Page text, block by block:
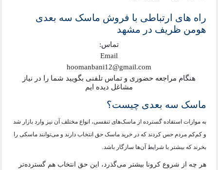
راه های ارتباطی با فروش ماسک سه بعدی
هومن ظریف در مشهد
تماس:
Email
hoomanbani12@gmail.com
هنگام مراجعه حضوری و تماس تلفنی بگویید شما را در نیاز
مشاغل دیده ایم
ماسک سه بعدی چیست؟
به موازات استفاده گسترده از ماسک‌های تنفسی، انواع مختلف آن نیز وارد بازار شد
و کم‌کم مردم حس کردند که در خرید ماسک حق انتخاب دارند و می‌توانند ماسکی را
بخرند که بیشتر با شرایط آن‌ها سازگار باشد.
هر چه از شروع کرونا بیشتر می‌گذرد، این حق انتخاب هم گسترده‌تر